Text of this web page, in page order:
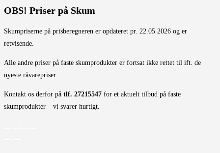
OBS! Priser på Skum
Skumpriserne på prisberegneren er opdateret pr. 22.05 2026 og er
retvisende.
Alle andre priser på faste skumprodukter er fortsat ikke rettet til ift. de
nyeste råvarepriser.
Kontakt os derfor på tlf. 27215547 for et aktuelt tilbud på faste
skumprodukter – vi svarer hurtigt.